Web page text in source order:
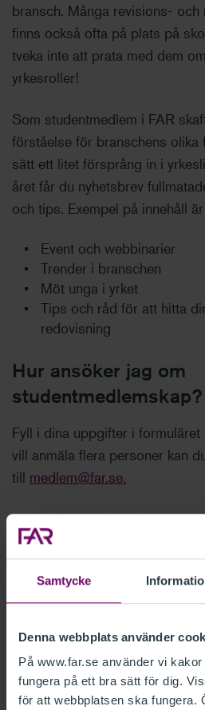
Samtycke
Denna webbplats använder
På www.far.se använder vi
fungera på ett bra sätt för dig.
för att webbplatsen ska fungera.
bransch. Många revisions-
finns också ofta på plats på
tveka inte att prata med dem
yrkesroller!
Som studentmedlem i FAR
förståelse för branschens olika
sätt ett litet försprång in i
året får du nyhetsbrev
och tips. Exempel på innehåll
Event och webbinarier
Trender i branschen
Möt unga i yrket
Tips och råd för att hitta
redovisning
Hur ansöker jag om
studentmedlemskap?
Fyll i dina uppgifter i
vill anmäla flera personer kan
till medlem@far.se.
Hur länge kan jag
studentmedlem?
Du är medlem i FAR så länge
avslutas medlemskapet
Kan jag avsluta mitt
jag vill?